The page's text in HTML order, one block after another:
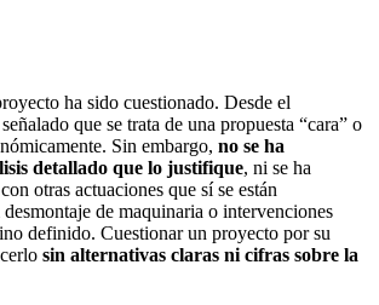
ha sido cuestionado. Desde el
que se trata de una propuesta “cara” o
Sin embargo, no se ha
detallado que lo justifique, ni se ha
otras actuaciones que sí se están
de maquinaria o intervenciones
definido. Cuestionar un proyecto por su
sin alternativas claras ni cifras sobre la